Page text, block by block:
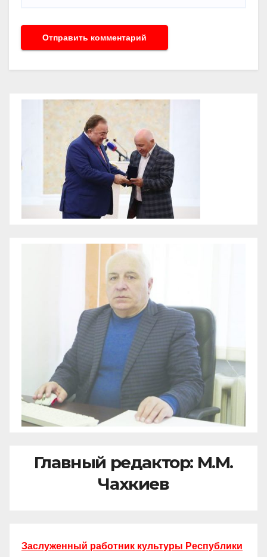
Главный редактор: М.М.
Чахкиев
Заслуженный работник культуры Республики